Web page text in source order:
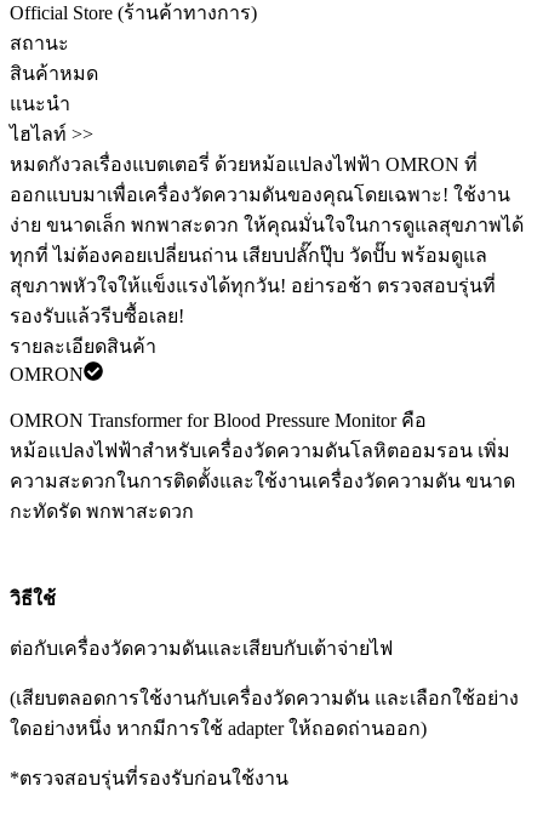
Official Store (ร้านค้าทางการ)
สถานะ
สินค้าหมด
แนะนำ
ไฮไลท์ >>
หมดกังวลเรื่องแบตเตอรี่ ด้วยหม้อแปลงไฟฟ้า OMRON ที่
ออกแบบมาเพื่อเครื่องวัดความดันของคุณโดยเฉพาะ! ใช้งาน
ง่าย ขนาดเล็ก พกพาสะดวก ให้คุณมั่นใจในการดูแลสุขภาพได้
ทุกที่ ไม่ต้องคอยเปลี่ยนถ่าน เสียบปลั๊กปุ๊บ วัดปั๊บ พร้อมดูแล
สุขภาพหัวใจให้แข็งแรงได้ทุกวัน! อย่ารอช้า ตรวจสอบรุ่นที่
รองรับแล้วรีบซื้อเลย!
รายละเอียดสินค้า
OMRON
OMRON Transformer for Blood Pressure Monitor คือ
หม้อแปลงไฟฟ้าสำหรับเครื่องวัดความดันโลหิตออมรอน เพิ่ม
ความสะดวกในการติดตั้งและใช้งานเครื่องวัดความดัน ขนาด
กะทัดรัด พกพาสะดวก
วิธีใช้
ต่อกับเครื่องวัดความดันและเสียบกับเต้าจ่ายไฟ
(เสียบตลอดการใช้งานกับเครื่องวัดความดัน และเลือกใช้อย่าง
ใดอย่างหนึ่ง หากมีการใช้ adapter ให้ถอดถ่านออก)
*ตรวจสอบรุ่นที่รองรับก่อนใช้งาน